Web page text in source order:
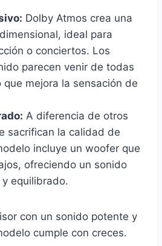
Dolby Atmos crea una
ideal para
o conciertos. Los
parecen venir de todas
que mejora la sensación de
A diferencia de otros
sacrifican la calidad de
incluye un woofer que
ofreciendo un sonido
equilibrado.
con un sonido potente y
cumple con creces.